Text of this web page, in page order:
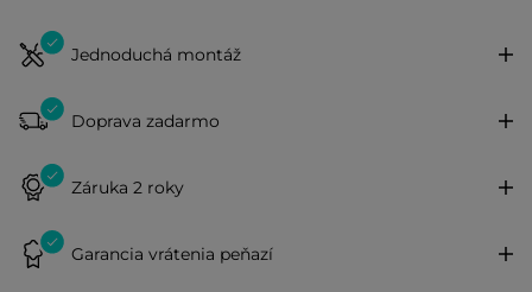
Jednoduchá montáž
Doprava zadarmo
Záruka 2 roky
Garancia vrátenia peňazí